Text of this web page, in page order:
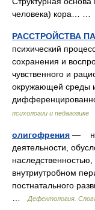
человека) кора… …
РАССТРОЙСТВА
психический
сохранения и
чувственного и
окружающей среды
психологии и педагогике
олигофрения —
деятельности,
внутриутробном
постнатального
Дефектология.